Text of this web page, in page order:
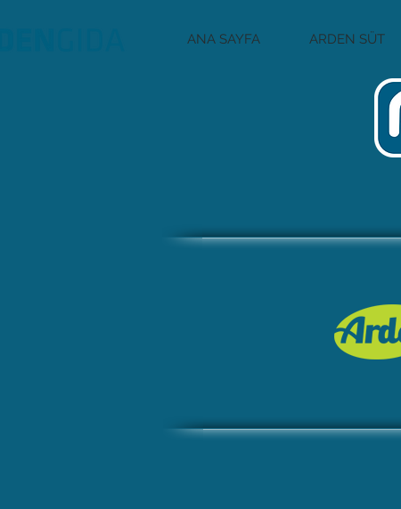
ANA SAYFA ARDEN SÜT